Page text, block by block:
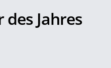
Jahres